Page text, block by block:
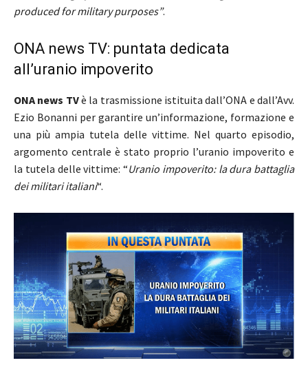
produced for military purposes”.
ONA news TV: puntata dedicata
all’uranio impoverito
ONA news TVè la trasmissione istituita dall’ONA e dall’Avv.
Ezio Bonanni per garantire un’informazione, formazione e
una più ampia tutela delle vittime. Nel quarto episodio,
argomento centrale è stato proprio l’uranio impoverito e
la tutela delle vittime: “Uranio impoverito: la dura battaglia
dei militari italiani“.